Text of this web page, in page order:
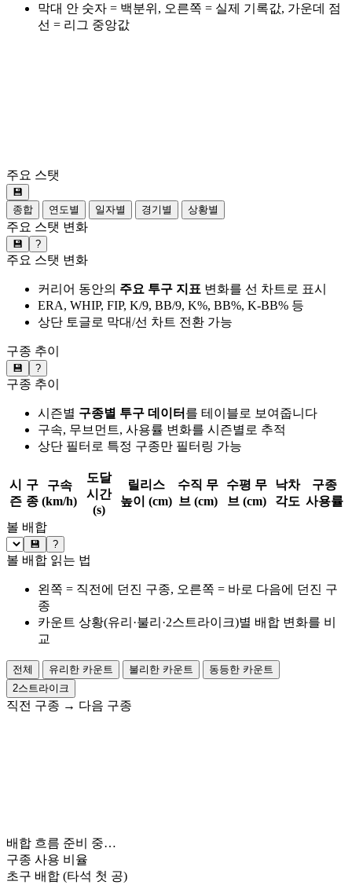
막대 안 숫자 = 백분위, 오른쪽 = 실제 기록값, 가운데 점
선 = 리그 중앙값
주요 스탯
💾
종합
연도별 일자별 경기별 상황별
주요 스탯 변화
💾 ?
주요 스탯 변화
커리어 동안의 주요 투구 지표 변화를 선 차트로 표시
ERA, WHIP, FIP, K/9, BB/9, K%, BB%, K-BB% 등
상단 토글로 막대/선 차트 전환 가능
구종 추이
💾 ?
구종 추이
시즌별 구종별 투구 데이터 를 테이블로 보여줍니다
구속, 무브먼트, 사용률 변화를 시즌별로 추적
상단 필터로 특정 구종만 필터링 가능
시
즌
구
종
구속
(km/h)
도달
시간
(s)
릴리스
높이 (cm)
수직 무
브 (cm)
수평 무
브 (cm)
낙차
각도
구종
사용률
볼 배합
💾 ?
볼 배합 읽는 법
왼쪽 = 직전에 던진 구종, 오른쪽 = 바로 다음에 던진 구
종
카운트 상황(유리·불리·2스트라이크)별 배합 변화를 비
교
전체 유리한 카운트 불리한 카운트
동등한 카운트
2스트라이크
직전 구종 → 다음 구종
배합 흐름 준비 중…
구종 사용 비율
초구 배합 (타석 첫 공)